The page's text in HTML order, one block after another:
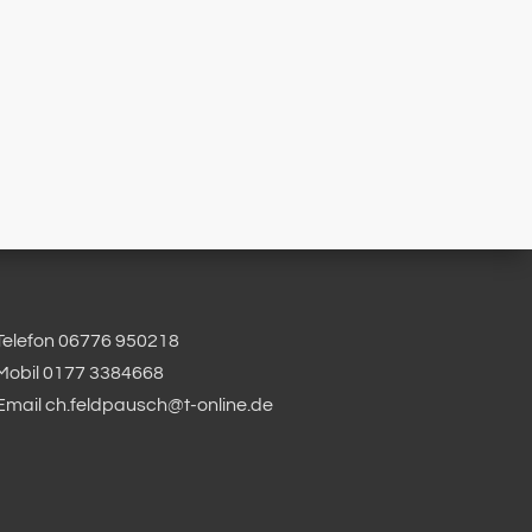
06776 950218
0177 3384668
ch.feldpausch@t-online.de